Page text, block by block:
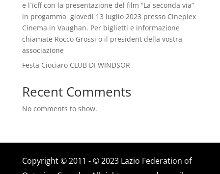
e l`icff con la presentazione del film “La seconda via”
in progamma giovedi 13 luglio 2023 presso Cineplex
Cinema in Vaughan. Per biglietti e informazione
chiamate Rocco Grossi o il president della vostra
associazione
Festa Ciociaro CLUB DI WINDSOR
Recent Comments
No comments to show.
Copyright © 2011 - ©2023 Lazio Federation of